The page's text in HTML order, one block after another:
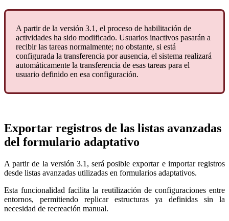
A partir de la versión 3.1, el proceso de habilitación de
actividades ha sido modificado. Usuarios inactivos pasarán a
recibir las tareas normalmente; no obstante, si está
configurada la transferencia por ausencia, el sistema realizará
automáticamente la transferencia de esas tareas para el
usuario definido en esa configuración.
Exportar registros de las listas avanzadas
del formulario adaptativo
A partir de la versión 3.1, será posible exportar e importar registros
desde listas avanzadas utilizadas en formularios adaptativos.
Esta funcionalidad facilita la reutilización de configuraciones entre
entornos, permitiendo replicar estructuras ya definidas sin la
necesidad de recreación manual.